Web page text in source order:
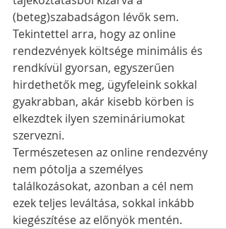
(beteg)szabadságon lévők sem.
Tekintettel arra, hogy az online
rendezvények költsége minimális és
rendkívül gyorsan, egyszerűen
hirdethetők meg, ügyfeleink sokkal
gyakrabban, akár kisebb körben is
elkezdtek ilyen szemináriumokat
szervezni.
Természetesen az online rendezvény
nem pótolja a személyes
találkozásokat, azonban a cél nem
ezek teljes leváltása, sokkal inkább
kiegészítése az előnyök mentén.